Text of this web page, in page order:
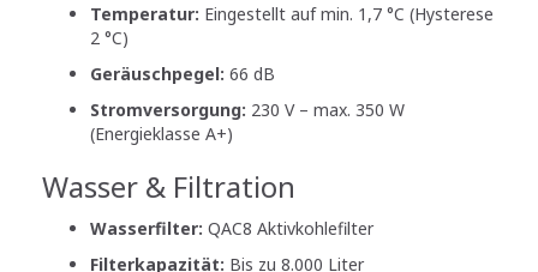
Temperatur: Eingestellt auf min. 1,7 °C (Hysterese
2 °C)
Geräuschpegel: 66 dB
Stromversorgung: 230 V – max. 350 W
(Energieklasse A+)
Wasser & Filtration
Wasserfilter: QAC8 Aktivkohlefilter
Filterkapazität: Bis zu 8.000 Liter